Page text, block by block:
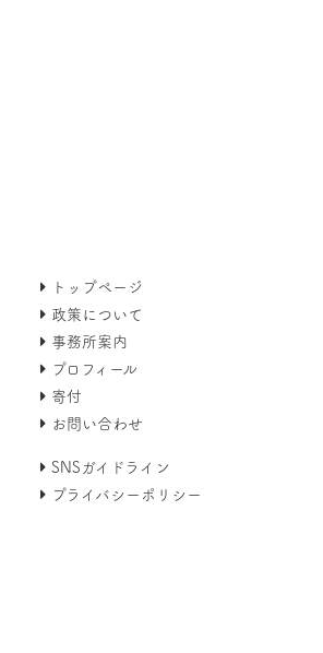
トップページ
政策について
事務所案内
プロフィール
寄付
お問い合わせ
SNSガイドライン
プライバシーポリシー